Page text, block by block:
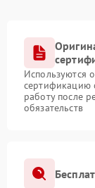
Используются
сертификацию
работу после
обязательств